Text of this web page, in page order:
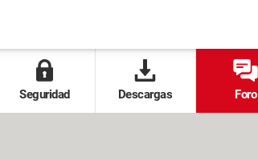
Seguridad Descargas Foro